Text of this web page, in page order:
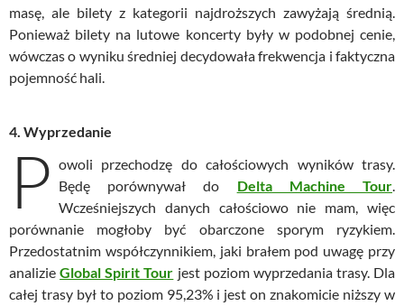
masę, ale bilety z kategorii najdroższych zawyżają średnią.
Ponieważ bilety na lutowe koncerty były w podobnej cenie,
wówczas o wyniku średniej decydowała frekwencja i faktyczna
pojemność hali.
4. Wyprzedanie
P owoli przechodzę do całościowych wyników trasy.
Będę porównywał do Delta Machine Tour.
Wcześniejszych danych całościowo nie mam, więc
porównanie mogłoby być obarczone sporym ryzykiem.
Przedostatnim współczynnikiem, jaki brałem pod uwagę przy
analizieGlobal Spirit Tour jest poziom wyprzedania trasy. Dla
całej trasy był to poziom 95,23% i jest on znakomicie niższy w